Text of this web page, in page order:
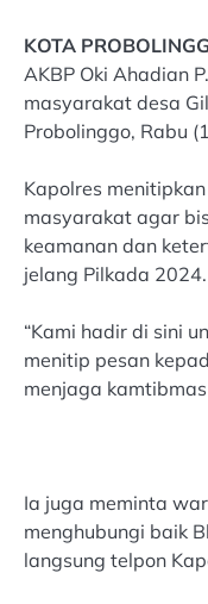
KOTA
AKBP Oki Ahadian
masyarakat desa
Probolinggo, Rabu
Kapolres
masyarakat agar
keamanan dan
jelang Pilkada 2024.
“Kami hadir di sini
menitip pesan
menjaga
Ia juga meminta
menghubungi baik
langsung telpon